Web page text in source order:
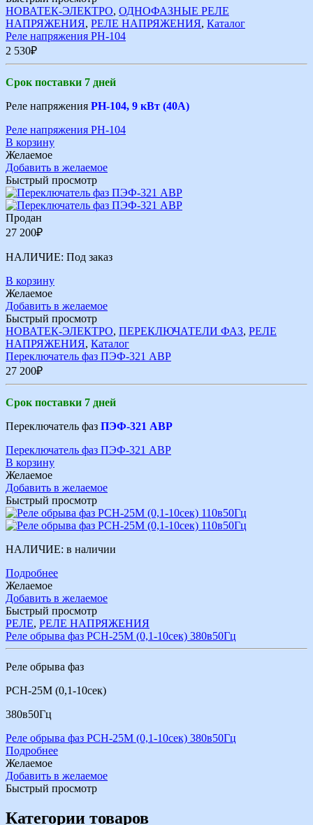
НОВАТЕК-ЭЛЕКТРО, ОДНОФАЗНЫЕ РЕЛЕ
НАПРЯЖЕНИЯ, РЕЛЕ НАПРЯЖЕНИЯ, Каталог
Реле напряжения РН-104
2 530₽
Срок поставки 7 дней
Реле напряжения РН-104, 9 кВт (40А)
Реле напряжения РН-104
В корзину
Желаемое
Добавить в желаемое
Быстрый просмотр
Продан
27 200₽
НАЛИЧИЕ: Под заказ
В корзину
Желаемое
Добавить в желаемое
Быстрый просмотр
НОВАТЕК-ЭЛЕКТРО, ПЕРЕКЛЮЧАТЕЛИ ФАЗ, РЕЛЕ
НАПРЯЖЕНИЯ, Каталог
Переключатель фаз ПЭФ-321 АВР
27 200₽
Срок поставки 7 дней
Переключатель фаз ПЭФ-321 АВР
Переключатель фаз ПЭФ-321 АВР
В корзину
Желаемое
Добавить в желаемое
Быстрый просмотр
НАЛИЧИЕ: в наличии
Подробнее
Желаемое
Добавить в желаемое
Быстрый просмотр
РЕЛЕ, РЕЛЕ НАПРЯЖЕНИЯ
Реле обрыва фаз РСН-25М (0,1-10сек) 380в50Гц
Реле обрыва фаз
РСН-25М (0,1-10сек)
380в50Гц
Реле обрыва фаз РСН-25М (0,1-10сек) 380в50Гц
Подробнее
Желаемое
Добавить в желаемое
Быстрый просмотр
Категории товаров